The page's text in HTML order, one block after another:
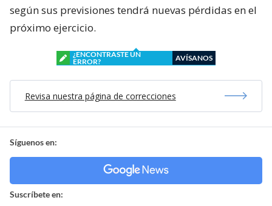
según sus previsiones tendrá nuevas pérdidas en el
próximo ejercicio.
¿ENCONTRASTE UN
ERROR?
AVÍSANOS
Revisa nuestra página de correcciones
Síguenos en:
Suscríbete en: